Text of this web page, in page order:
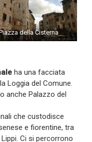
della Cisterna
ha una facciata
Loggia del Comune.
anche Palazzo del
che custodisce
e fiorentine, tra
Ci si percorrono